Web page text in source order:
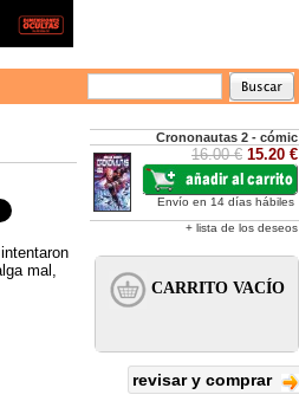
mal,
Crononautas 2 - cómic
16.00 € 15.20 €
Envío en 14 días hábiles
+ lista de los deseos
revisar y comprar